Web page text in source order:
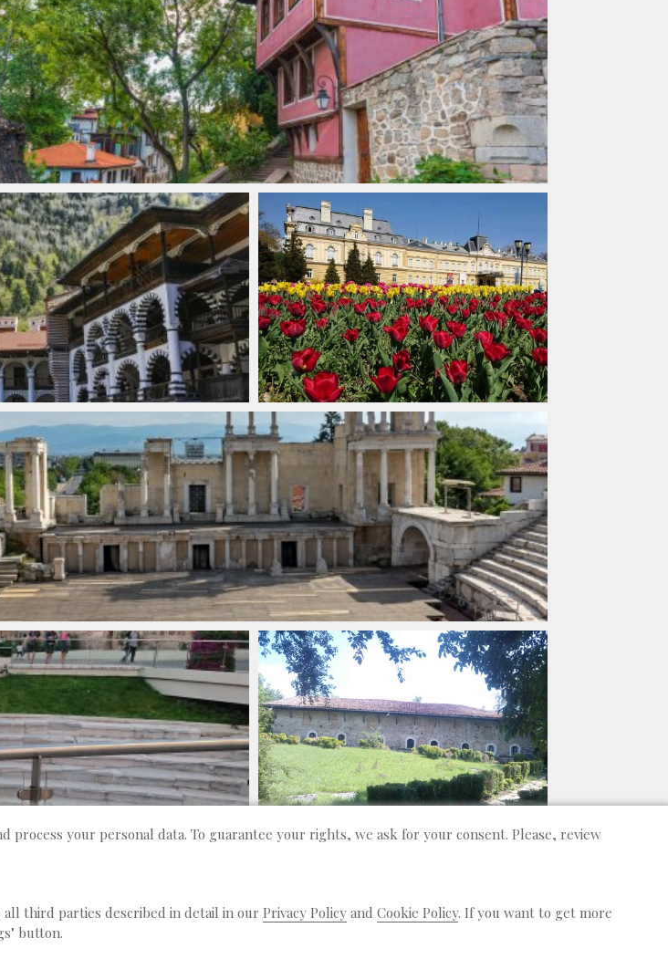
ABOUT US
your personal data. To guarantee your rights, we ask for your consent. Please, review
third parties described in detail in our Privacy Policy and Cookie Policy. If you want to get more
button.